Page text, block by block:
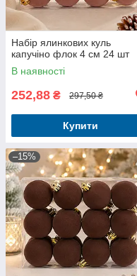
Набір ялинкових куль
капучіно флок 4 см 24 шт
В наявності
252,88 ₴ 297,50 ₴
Купити
–15%